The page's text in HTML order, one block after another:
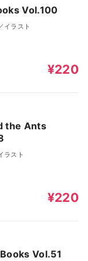
Vol.100
ラスト
¥220
the Ants
ラスト
¥220
Vol.51